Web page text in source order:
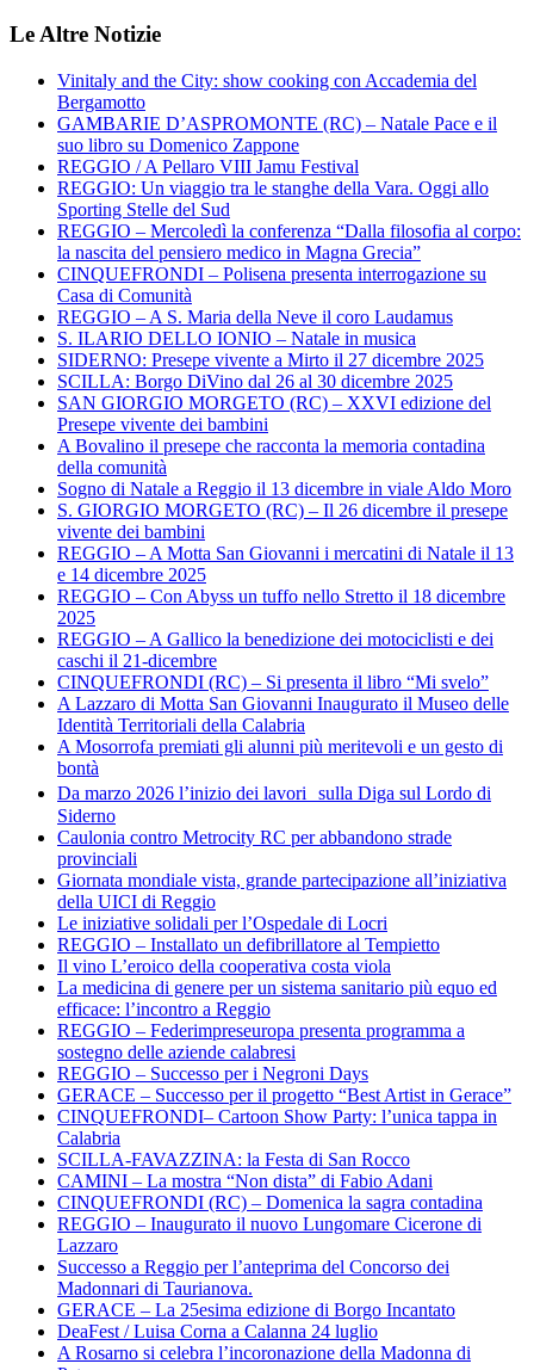
Le Altre Notizie
Vinitaly and the City: show cooking con Accademia del
Bergamotto
GAMBARIE D’ASPROMONTE (RC) – Natale Pace e il
suo libro su Domenico Zappone
REGGIO / A Pellaro VIII Jamu Festival
REGGIO: Un viaggio tra le stanghe della Vara. Oggi allo
Sporting Stelle del Sud
REGGIO – Mercoledì la conferenza “Dalla filosofia al corpo:
la nascita del pensiero medico in Magna Grecia”
CINQUEFRONDI – Polisena presenta interrogazione su
Casa di Comunità
REGGIO – A S. Maria della Neve il coro Laudamus
S. ILARIO DELLO IONIO – Natale in musica
SIDERNO: Presepe vivente a Mirto il 27 dicembre 2025
SCILLA: Borgo DiVino dal 26 al 30 dicembre 2025
SAN GIORGIO MORGETO (RC) – XXVI edizione del
Presepe vivente dei bambini
A Bovalino il presepe che racconta la memoria contadina
della comunità
Sogno di Natale a Reggio il 13 dicembre in viale Aldo Moro
S. GIORGIO MORGETO (RC) – Il 26 dicembre il presepe
vivente dei bambini
REGGIO – A Motta San Giovanni i mercatini di Natale il 13
e 14 dicembre 2025
REGGIO – Con Abyss un tuffo nello Stretto il 18 dicembre
2025
REGGIO – A Gallico la benedizione dei motociclisti e dei
caschi il 21-dicembre
CINQUEFRONDI (RC) – Si presenta il libro “Mi svelo”
A Lazzaro di Motta San Giovanni Inaugurato il Museo delle
Identità Territoriali della Calabria
A Mosorrofa premiati gli alunni più meritevoli e un gesto di
bontà
Da marzo 2026 l’inizio dei lavori sulla Diga sul Lordo di
Siderno
Caulonia contro Metrocity RC per abbandono strade
provinciali
Giornata mondiale vista, grande partecipazione all’iniziativa
della UICI di Reggio
Le iniziative solidali per l’Ospedale di Locri
REGGIO – Installato un defibrillatore al Tempietto
Il vino L’eroico della cooperativa costa viola
La medicina di genere per un sistema sanitario più equo ed
efficace: l’incontro a Reggio
REGGIO – Federimpreseuropa presenta programma a
sostegno delle aziende calabresi
REGGIO – Successo per i Negroni Days
GERACE – Successo per il progetto “Best Artist in Gerace”
CINQUEFRONDI– Cartoon Show Party: l’unica tappa in
Calabria
SCILLA-FAVAZZINA: la Festa di San Rocco
CAMINI – La mostra “Non dista” di Fabio Adani
CINQUEFRONDI (RC) – Domenica la sagra contadina
REGGIO – Inaugurato il nuovo Lungomare Cicerone di
Lazzaro
Successo a Reggio per l’anteprima del Concorso dei
Madonnari di Taurianova.
GERACE – La 25esima edizione di Borgo Incantato
DeaFest / Luisa Corna a Calanna 24 luglio
A Rosarno si celebra l’incoronazione della Madonna di